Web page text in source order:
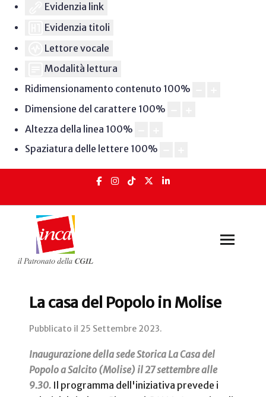
Evidenzia link
Evidenzia titoli
Lettore vocale
Modalità lettura
Ridimensionamento contenuto 100%
Dimensione del carattere 100%
Altezza della linea 100%
Spaziatura delle lettere 100%
La casa del Popolo in Molise
Pubblicato il 25 Settembre 2023.
Inaugurazione della sede Storica La Casa del
Popolo a Salcito (Molise) il 27 settembre alle
9.30. Il programma dell'iniziativa prevede i